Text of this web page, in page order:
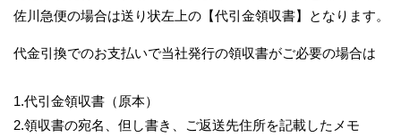
佐川急便の場合は送り状左上の【代引金領収書】となります。
代金引換でのお支払いで当社発行の領収書がご必要の場合は
1.代引金領収書（原本）
2.領収書の宛名、但し書き、ご返送先住所を記載したメモ